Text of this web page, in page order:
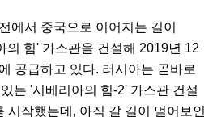
에서 중국으로 이어지는 길이
의 힘' 가스관을 건설해 2019년 12
공급하고 있다. 러시아는 곧바로
는 '시베리아의 힘-2' 가스관 건설
시작했는데, 아직 갈 길이 멀어보인